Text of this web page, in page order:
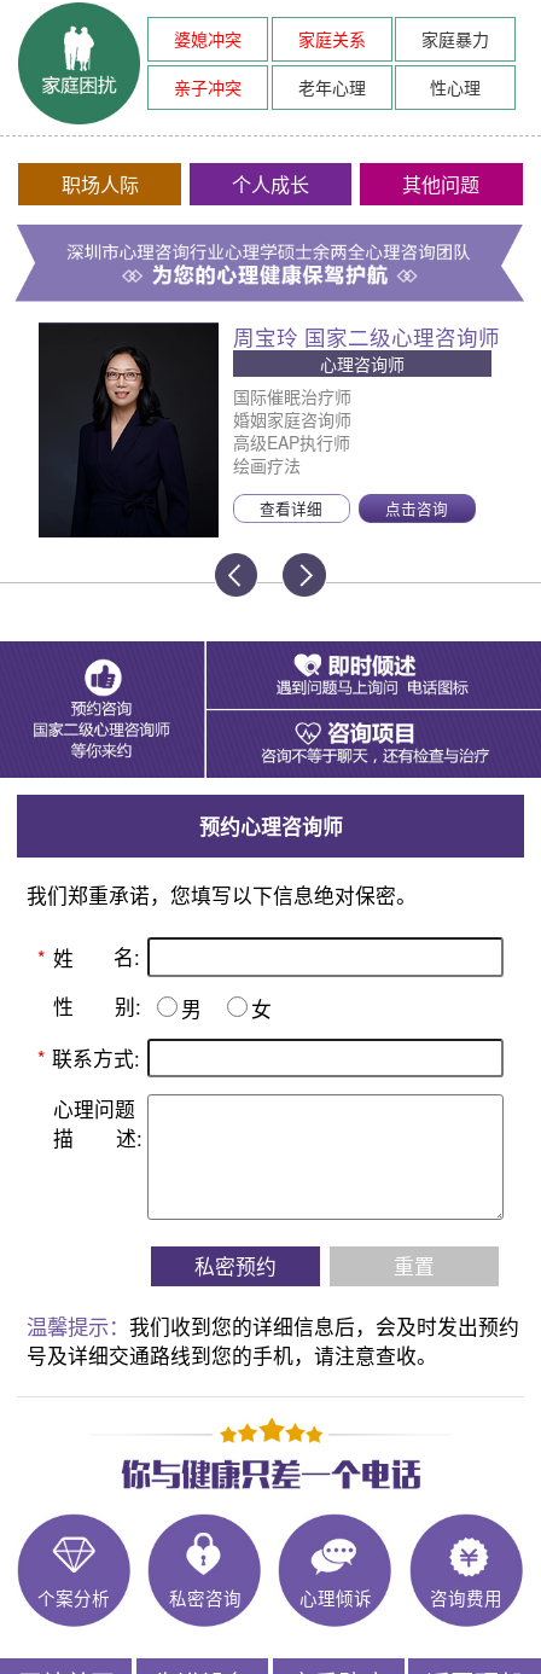
婆媳冲突 家庭关系
家庭暴力
亲子冲突
老年心理 性心理
职场人际 个人成长 其他问题
周宝玲 国家二级心理咨询师
心理咨询师
国际催眠治疗师
婚姻家庭咨询师
高级EAP执行师
绘画疗法
查看详细 点击咨询
预约心理咨询师
我们郑重承诺，您填写以下信息绝对保密。
* 姓 名:
性 别: 男
女
* 联系方式:
心理问题
描
述:
私密预约 重置
温馨提示：我们收到您的详细信息后，会及时发出预约
号及详细交通路线到您的手机，请注意查收。
个案分析 私密咨询 心理倾诉 咨询费用